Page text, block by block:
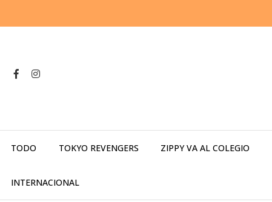
TODO TOKYO REVENGERS ZIPPY VA AL COLEGIO
INTERNACIONAL